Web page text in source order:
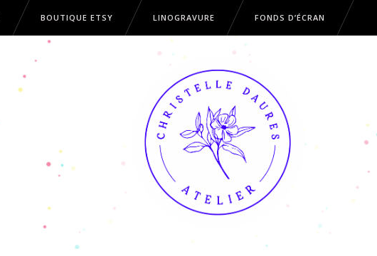
BOUTIQUE ETSY LINOGRAVURE FONDS D’ÉCRAN